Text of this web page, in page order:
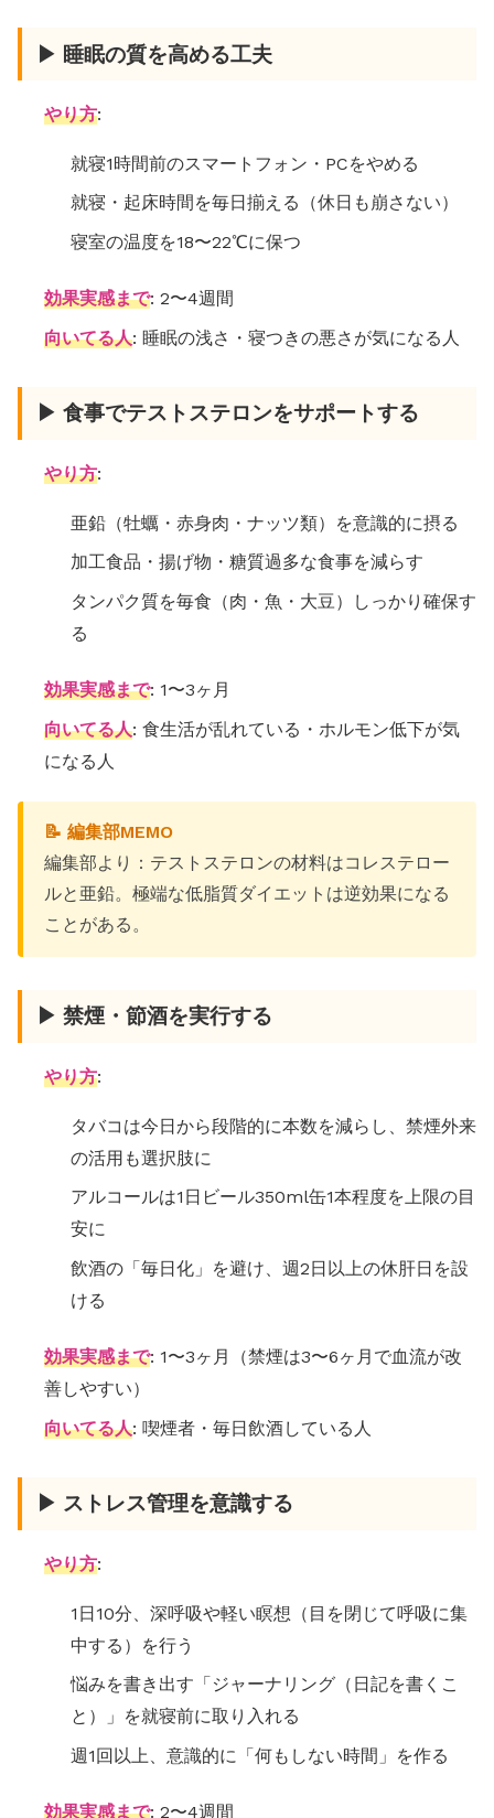
▶ 睡眠の質を高める工夫
やり方:
就寝1時間前のスマートフォン・PCをやめる
就寝・起床時間を毎日揃える（休日も崩さない）
寝室の温度を18〜22℃に保つ
効果実感まで: 2〜4週間
向いてる人: 睡眠の浅さ・寝つきの悪さが気になる人
▶ 食事でテストステロンをサポートする
やり方:
亜鉛（牡蠣・赤身肉・ナッツ類）を意識的に摂る
加工食品・揚げ物・糖質過多な食事を減らす
タンパク質を毎食（肉・魚・大豆）しっかり確保す
る
効果実感まで: 1〜3ヶ月
向いてる人: 食生活が乱れている・ホルモン低下が気
になる人
📝 編集部MEMO
編集部より：テストステロンの材料はコレステロー
ルと亜鉛。極端な低脂質ダイエットは逆効果になる
ことがある。
▶ 禁煙・節酒を実行する
やり方:
タバコは今日から段階的に本数を減らし、禁煙外来
の活用も選択肢に
アルコールは1日ビール350ml缶1本程度を上限の目
安に
飲酒の「毎日化」を避け、週2日以上の休肝日を設
ける
効果実感まで: 1〜3ヶ月（禁煙は3〜6ヶ月で血流が改
善しやすい）
向いてる人: 喫煙者・毎日飲酒している人
▶ ストレス管理を意識する
やり方:
1日10分、深呼吸や軽い瞑想（目を閉じて呼吸に集
中する）を行う
悩みを書き出す「ジャーナリング（日記を書くこ
と）」を就寝前に取り入れる
週1回以上、意識的に「何もしない時間」を作る
効果実感まで: 2〜4週間